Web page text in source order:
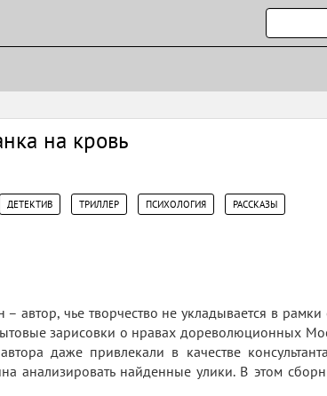
на кровь
ДЕТЕКТИВ ТРИЛЛЕР ПСИХОЛОГИЯ РАССКАЗЫ
автор, чье творчество не укладывается в
зарисовки о нравах дореволюционных
даже привлекали в качестве
анализировать найденные улики. В этом